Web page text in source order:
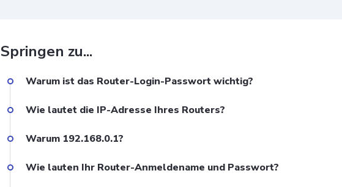
Springen zu...
Warum ist das Router-Login-Passwort wichtig?
Wie lautet die IP-Adresse Ihres Routers?
Warum 192.168.0.1?
Wie lauten Ihr Router-Anmeldename und Passwort?